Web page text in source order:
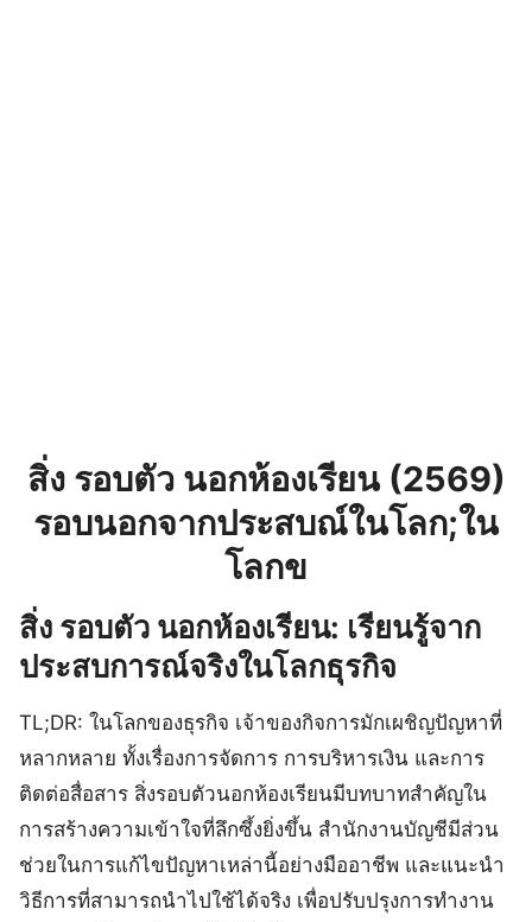
สิ่ง รอบตัว นอกห้องเรียน (2569)
รอบนอกจากประสบณ์ในโลก;ใน
โลกข
สิ่ง รอบตัว นอกห้องเรียน: เรียนรู้จาก
ประสบการณ์จริงในโลกธุรกิจ
TL;DR: ในโลกของธุรกิจ เจ้าของกิจการมักเผชิญปัญหาที่
หลากหลาย ทั้งเรื่องการจัดการ การบริหารเงิน และการ
ติดต่อสื่อสาร สิ่งรอบตัวนอกห้องเรียนมีบทบาทสำคัญใน
การสร้างความเข้าใจที่ลึกซึ้งยิ่งขึ้น สำนักงานบัญชีมีส่วน
ช่วยในการแก้ไขปัญหาเหล่านี้อย่างมืออาชีพ และแนะนำ
วิธีการที่สามารถนำไปใช้ได้จริง เพื่อปรับปรุงการทำงาน